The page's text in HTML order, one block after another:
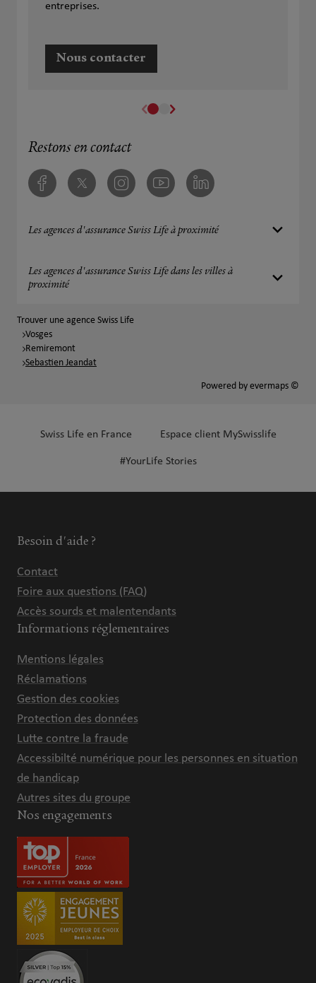
entreprises.
Nous contacter
Restons en contact
FacebookTwitter InstagramYoutube Linkedin
Les agences d'assurance Swiss Life à proximité
Les agences d'assurance Swiss Life dans les villes à
proximité
Trouver une agence Swiss Life
Vosges
Remiremont
Sebastien Jeandat
Powered by evermaps ©
Swiss Life en France Espace client MySwisslife
#YourLife Stories
Besoin d'aide ?
Contact
Foire aux questions (FAQ)
Accès sourds et malentendants
Informations réglementaires
Mentions légales
Réclamations
Gestion des cookies
Protection des données
Lutte contre la fraude
Accessibilté numérique pour les personnes en situation
de handicap
Autres sites du groupe
Nos engagements